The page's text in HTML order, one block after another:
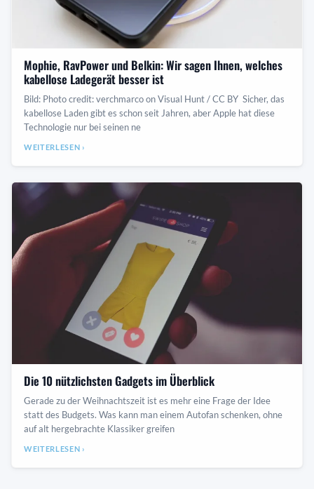
Mophie, RavPower und Belkin: Wir sagen Ihnen, welches
kabellose Ladegerät besser ist
Bild: Photo credit: verchmarco on Visual Hunt / CC BY Sicher, das
kabellose Laden gibt es schon seit Jahren, aber Apple hat diese
Technologie nur bei seinen ne
WEITERLESEN ›
Die 10 nützlichsten Gadgets im Überblick
Gerade zu der Weihnachtszeit ist es mehr eine Frage der Idee
statt des Budgets. Was kann man einem Autofan schenken, ohne
auf alt hergebrachte Klassiker greifen
WEITERLESEN ›